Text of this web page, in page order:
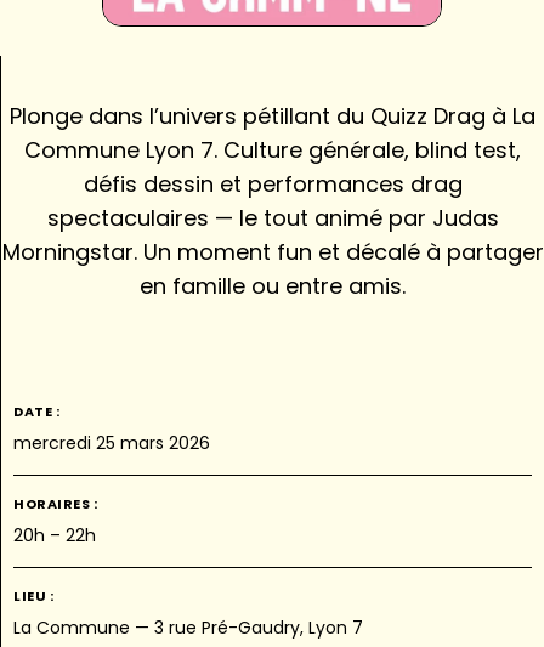
Plonge dans l’univers pétillant du Quizz Drag à La
Commune Lyon 7. Culture générale, blind test,
défis dessin et performances drag
spectaculaires — le tout animé par Judas
Morningstar. Un moment fun et décalé à partager
en famille ou entre amis.
DATE :
mercredi 25 mars 2026
HORAIRES :
20h – 22h
LIEU :
La Commune — 3 rue Pré-Gaudry, Lyon 7